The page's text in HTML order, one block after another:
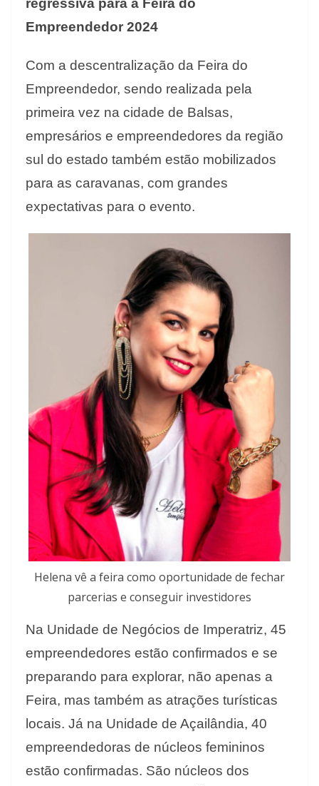
regressiva para a Feira do
Empreendedor 2024
Com a descentralização da Feira do
Empreendedor, sendo realizada pela
primeira vez na cidade de Balsas,
empresários e empreendedores da região
sul do estado também estão mobilizados
para as caravanas, com grandes
expectativas para o evento.
Helena vê a feira como oportunidade de fechar
parcerias e conseguir investidores
Na Unidade de Negócios de Imperatriz, 45
empreendedores estão confirmados e se
preparando para explorar, não apenas a
Feira, mas também as atrações turísticas
locais. Já na Unidade de Açailândia, 40
empreendedoras de núcleos femininos
estão confirmadas. São núcleos dos